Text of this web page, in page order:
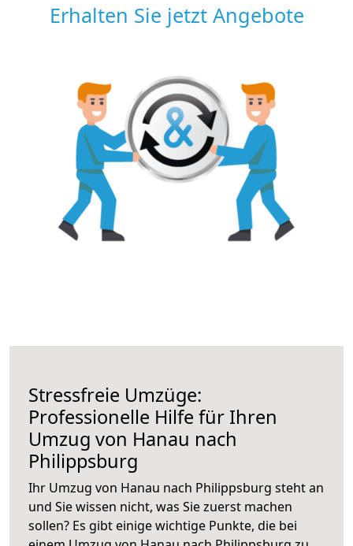
Erhalten Sie jetzt Angebote
Stressfreie Umzüge:
Professionelle Hilfe für Ihren
Umzug von Hanau nach
Philippsburg
Ihr Umzug von Hanau nach Philippsburg steht an
und Sie wissen nicht, was Sie zuerst machen
sollen? Es gibt einige wichtige Punkte, die bei